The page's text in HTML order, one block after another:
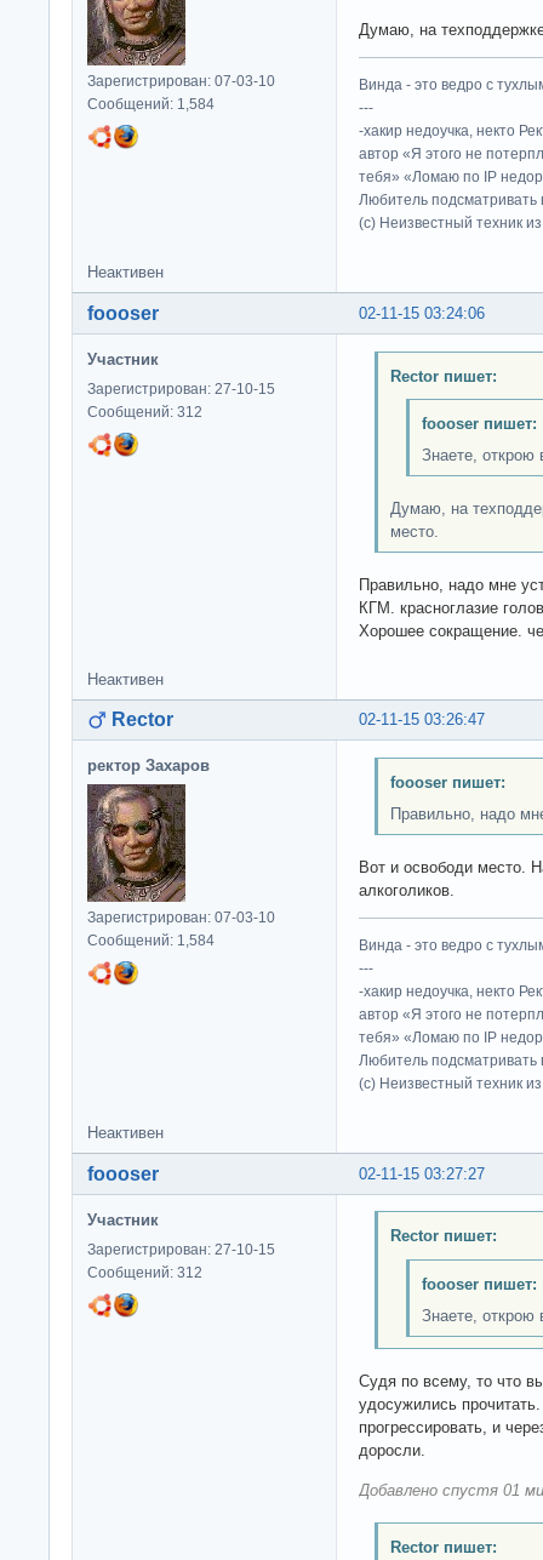
Зарегистрирован: 07-03-10
Сообщений: 1,584
Думаю, на
Винда - это ведро с
---
-хакир недоучка, некто
автор «Я этого не
тебя» «Ломаю по IP
Любитель подсматривать
(c) Неизвестный техник
Неактивен
02-11-15 03:24:06
foooser
Участник
Зарегистрирован: 27-10-15
Сообщений: 312
Rector пишет:
foooser пишет:
Знаете, открою
Думаю, на
место.
Правильно, надо мне
КГМ. красноглазие
Хорошее сокращение.
Неактивен
02-11-15 03:26:47
Rector
ректор Захаров
Зарегистрирован: 07-03-10
Сообщений: 1,584
foooser пишет:
Правильно, надо
Вот и освободи место.
алкоголиков.
Винда - это ведро с
---
-хакир недоучка, некто
автор «Я этого не
тебя» «Ломаю по IP
Любитель подсматривать
(c) Неизвестный техник
Неактивен
02-11-15 03:27:27
foooser
Участник
Зарегистрирован: 27-10-15
Сообщений: 312
Rector пишет:
foooser пишет:
Знаете, открою
Судя по всему, то что
удосужились
прогрессировать, и
доросли.
Добавлено спустя 01
Rector пишет: